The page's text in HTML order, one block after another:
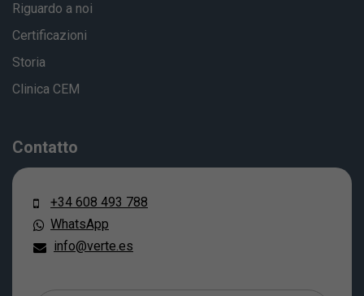
Riguardo a noi
Certificazioni
Storia
Clinica CEM
Contatto
+34 608 493 788
WhatsApp
info@verte.es